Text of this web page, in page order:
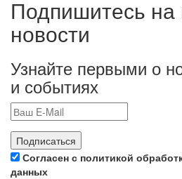
Подпишитесь
новости
Узнайте первыми о
и событиях
Подписаться
Согласен с политикой
данных